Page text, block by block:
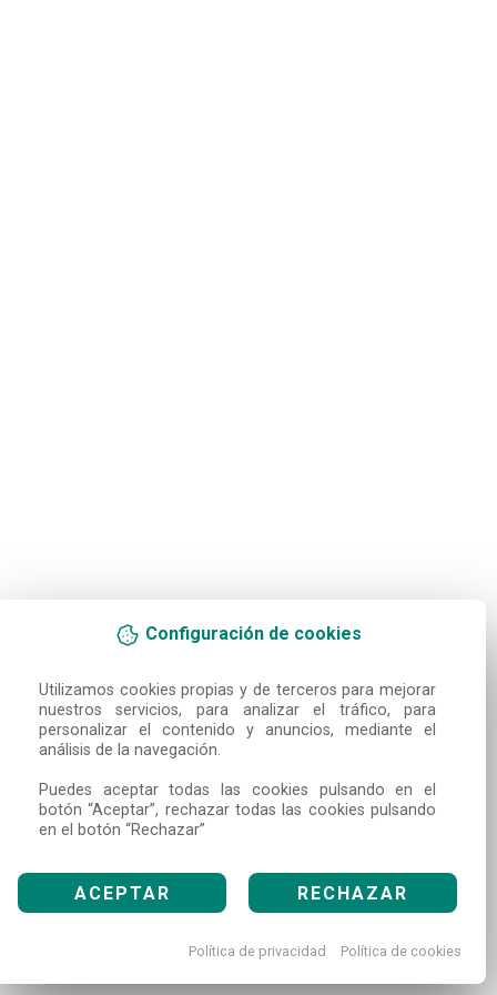
Configuración de cookies
Utilizamos cookies propias y de terceros para mejorar
nuestros servicios, para analizar el tráfico, para
personalizar el contenido y anuncios, mediante el
análisis de la navegación.
Puedes aceptar todas las cookies pulsando en el
botón “Aceptar”, rechazar todas las cookies pulsando
en el botón “Rechazar”
ACEPTAR RECHAZAR
Política de privacidad Política de cookies